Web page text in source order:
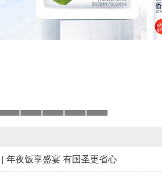
年夜饭享盛宴 有国圣更省心